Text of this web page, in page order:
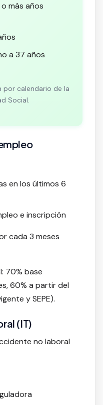
más años
a 37 años
por calendario de la
Social.
en los últimos 6
e inscripción
cada 3 meses
70% base
60% a partir del
y SEPE).
(IT)
no laboral